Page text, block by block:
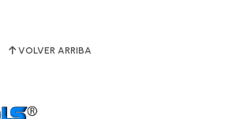
VOLVER ARRIBA